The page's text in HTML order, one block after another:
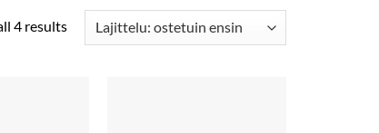
4 results